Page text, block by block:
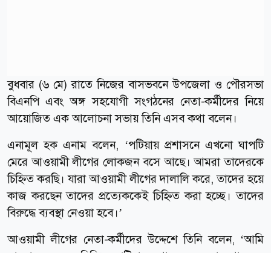
বুধবার (৬ মে) রাতে নিজের বাসভবনে উপজেলা ও পৌরসভা
বিএনপি এবং অঙ্গ সহযোগী সংগঠনের নেতা-কর্মীদের নিয়ে
আয়োজিত এক আলোচনা সভায় তিনি এসব কথা বলেন।
এনামূল হক এনাম বলেন, ‘পটিয়ায় প্রশাসনে এখনো ঘাপটি
মেরে আওয়ামী লীগের লোকজন বসে আছে। আমরা তাদেরকে
চিহ্নিত করছি। যারা আওয়ামী লীগের দালালি করে, তাদের হয়ে
কাজ করছেন তাদের প্রত্যেককেই চিহ্নিত করা হচ্ছে। তাদের
বিরুদ্ধে ব্যবস্থা নেওয়া হবে।’
আওয়ামী লীগের নেতা-কর্মীদের উদ্দেশে তিনি বলেন, ‘আমি